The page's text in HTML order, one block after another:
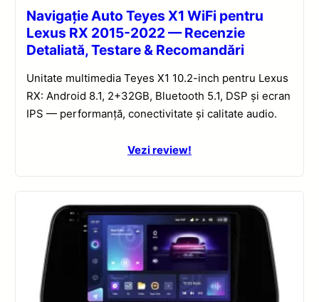
Navigație Auto Teyes X1 WiFi pentru
Lexus RX 2015-2022 — Recenzie
Detaliată, Testare & Recomandări
Unitate multimedia Teyes X1 10.2-inch pentru Lexus
RX: Android 8.1, 2+32GB, Bluetooth 5.1, DSP și ecran
IPS — performanță, conectivitate și calitate audio.
Vezi review!